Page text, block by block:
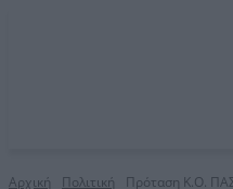
Αρχική Πολιτική
Πρόταση Κ.Ο.